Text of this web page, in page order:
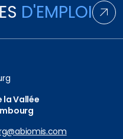
D'EMPLOI
la Vallée